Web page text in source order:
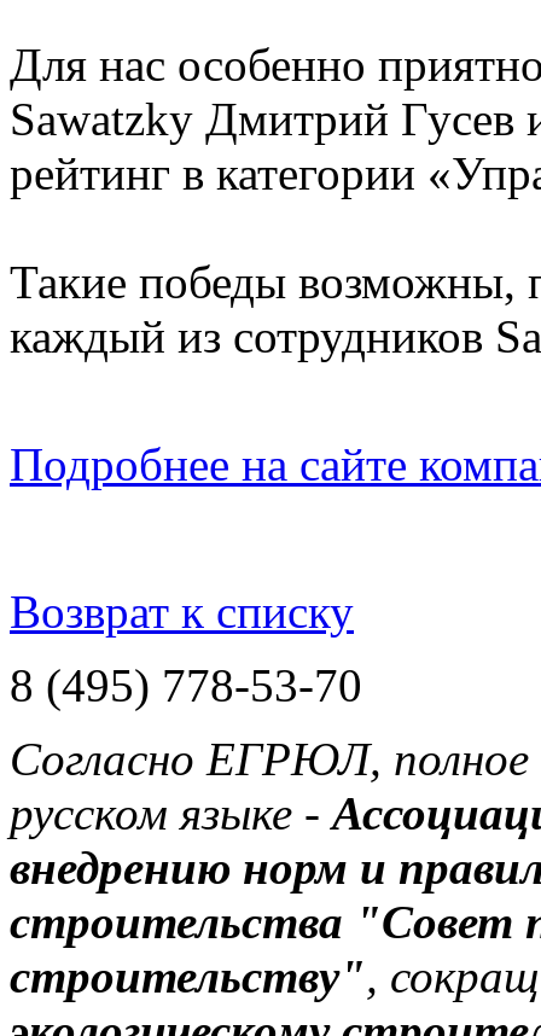
Для нас особенно
Sawatzky Дмитрий
рейтинг в категории
Такие победы возможны,
каждый из сотрудников
Подробнее на сайте
Возврат к списку
8 (495) 778-53-70
Согласно ЕГРЮЛ, полное
русском языке -
внедрению норм и правил
строительства "Совет
строительству",